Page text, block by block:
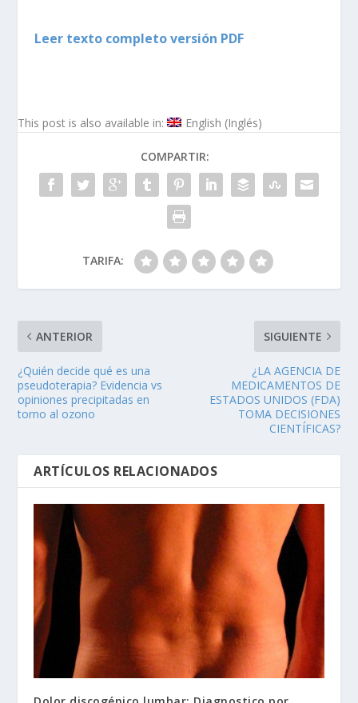
Leer texto completo versión PDF
This post is also available in: English (Inglés)
COMPARTIR:
TARIFA:
ANTERIOR
¿Quién decide qué es una
pseudoterapia? Evidencia vs
opiniones precipitadas en
torno al ozono
SIGUIENTE
¿LA AGENCIA DE
MEDICAMENTOS DE
ESTADOS UNIDOS (FDA)
TOMA DECISIONES
CIENTÍFICAS?
ARTÍCULOS RELACIONADOS